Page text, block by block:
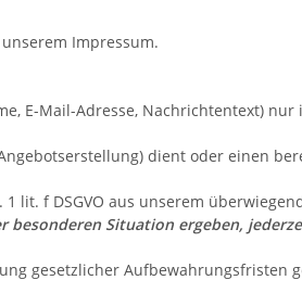
Impressum.
E-Mail-Adresse, Nachrichtentext)
dient oder einen
lit. f DSGVO aus unserem
besonderen Situation ergeben,
gesetzlicher Aufbewahrungsfristen